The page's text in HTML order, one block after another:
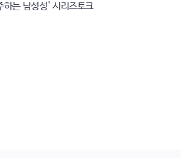
하는 남성성' 시리즈토크